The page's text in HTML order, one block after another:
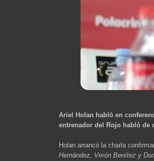
Ariel Holan habló en
entrenador del Rojo habló de
Holan arrancó la charla
Hernández, Verón Benítez y